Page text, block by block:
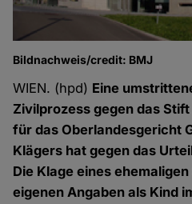
Bildnachweis/credit: BMJ
WIEN. (hpd) Eine
Zivilprozess gegen das
für das Oberlandesgericht
Klägers hat gegen das
Die Klage eines
eigenen Angaben als Kind